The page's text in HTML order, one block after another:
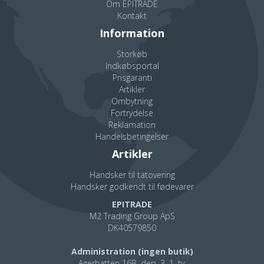
Elastisk og relativ stærk
God følelse af berøring
God pasform på hænder og fingerspidser
Blød og glat overflade
Hudvenlig, da de er fri for phthalater, silikone og latex
Ikke-sterile
Nej
Om EPITRADE
Kontakt
Information
Storkøb
Indkøbsportal
Prisgaranti
Artikler
Ombytning
Fortrydelse
Reklamation
Handelsbetingelser
Artikler
Handsker til tatovering
Handsker godkendt til fødevarer
EPITRADE
M2 Trading Group ApS
DK40579850
Administration (ingen butik)